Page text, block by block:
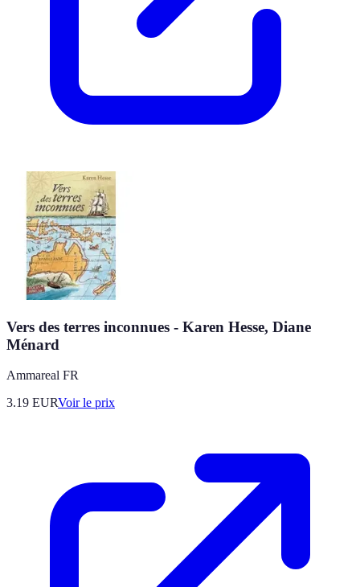
Vers des terres inconnues - Karen Hesse, Diane
Ménard
Ammareal FR
3.19 EURVoir le prix